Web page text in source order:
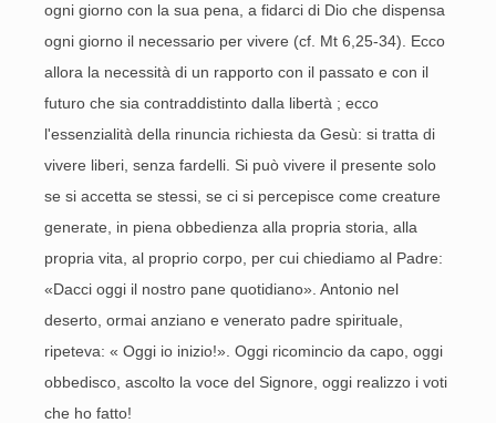
ogni giorno con la sua pena, a fidarci di Dio che dispensa
ogni giorno il necessario per vivere (cf. Mt 6,25-34). Ecco
allora la necessità di un rapporto con il passato e con il
futuro che sia contraddistinto dalla libertà ; ecco
l'essenzialità della rinuncia richiesta da Gesù: si tratta di
vivere liberi, senza fardelli. Si può vivere il presente solo
se si accetta se stessi, se ci si percepisce come creature
generate, in piena obbedienza alla propria storia, alla
propria vita, al proprio corpo, per cui chiediamo al Padre:
«Dacci oggi il nostro pane quotidiano». Antonio nel
deserto, ormai anziano e venerato padre spirituale,
ripeteva: « Oggi io inizio!». Oggi ricomincio da capo, oggi
obbedisco, ascolto la voce del Signore, oggi realizzo i voti
che ho fatto!